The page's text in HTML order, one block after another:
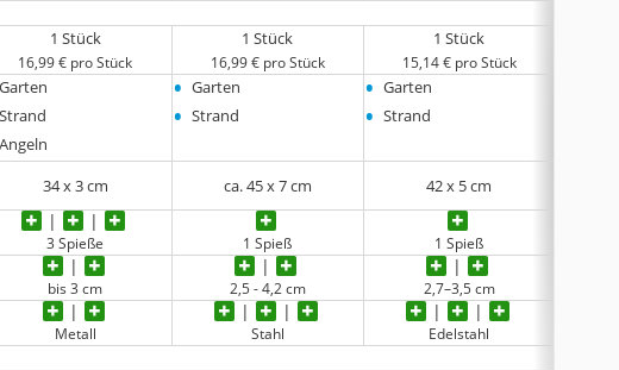
1 Stück
16,99 € pro Stück
1 Stück
16,99 € pro Stück
1 Stück
15,14 € pro Stück
Garten
Strand
Angeln
• Garten
• Strand
• Garten
• Strand
34 x 3 cm ca. 45 x 7 cm 42 x 5 cm
3 Spieße 1 Spieß 1 Spieß
bis 3 cm 2,5 - 4,2 cm 2,7–3,5 cm
Metall Stahl Edelstahl